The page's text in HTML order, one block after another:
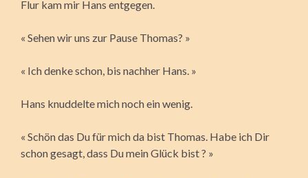
Flur kam mir Hans entgegen.
« Sehen wir uns zur Pause Thomas? »
« Ich denke schon, bis nachher Hans. »
Hans knuddelte mich noch ein wenig.
« Schön das Du für mich da bist Thomas. Habe ich Dir
schon gesagt, dass Du mein Glück bist ? »